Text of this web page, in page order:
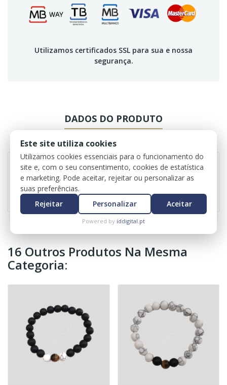
Utilizamos certificados SSL para sua e nossa
segurança.
DADOS DO PRODUTO
REVIEWS
Referência 0548
16 Outros Produtos Na Mesma
Categoria:
Este site utiliza cookies
Utilizamos cookies essenciais para o funcionamento do
site e, com o seu consentimento, cookies de estatística
e marketing. Pode aceitar, rejeitar ou personalizar as
suas preferências.
Rejeitar
Personalizar Aceitar
Powered by iddigital.pt